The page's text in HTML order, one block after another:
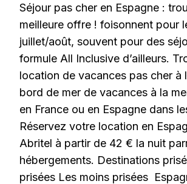
Séjour pas cher en Espagne :
meilleure offre ! foisonnent pour
juillet/août, souvent pour des
formule All Inclusive d’ailleurs.
location de vacances pas cher à
bord de mer de vacances à la
en France ou en Espagne dans
Réservez votre location en
Abritel à partir de 42 € la nuit
hébergements. Destinations
prisées Les moins prisées